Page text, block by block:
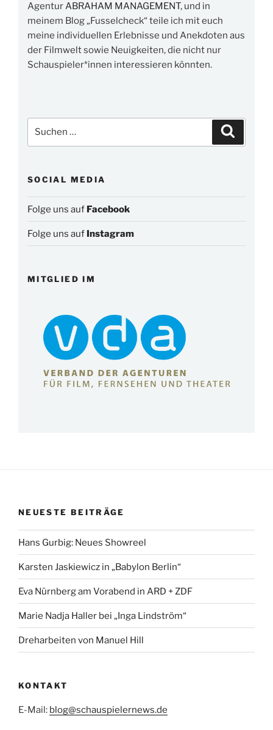
AgenturABRAHAM MANAGEMENT, und in
meinem Blog „Fusselcheck“ teile ich mit euch
meine individuellen Erlebnisse und Anekdoten aus
der Filmwelt sowie Neuigkeiten, die nicht nur
Schauspieler*innen interessieren könnten.
nach:
SOCIAL MEDIA
Folge uns auf Facebook
Folge uns auf Instagram
MITGLIED IM
NEUESTE BEITRÄGE
Hans Gurbig: Neues Showreel
Karsten Jaskiewicz in „Babylon Berlin“
Eva Nürnberg am Vorabend in ARD + ZDF
Marie Nadja Haller bei „Inga Lindström“
Dreharbeiten von Manuel Hill
KONTAKT
E-Mail: blog@schauspielernews.de